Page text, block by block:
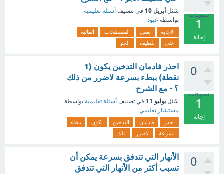
تصويتات
1
إجابة
سُئل أبريل 10 في تصنيف أسئلة تعليمية
بواسطة عبود
الاجابة تعمل المسطحات
المائية
علي
تلطيف الجو
0
تصويتات
1
إجابة
احذر فادمان التدخين يكون (1
نقطة) ببطء بسرعة لاضرر من ذلك
؟ - مع الشرح
سُئل يوليو 11 في تصنيف أسئلة تعليمية بواسطة
مستشار تعليمي
احذر فادمان التدخين يكون
ببطء
بسرعة
لاضرر ذلك
0
الأنهار التي تتدفق بسرعة يمكن أن
تسبب أكثر من الأنهار التي تتدفق